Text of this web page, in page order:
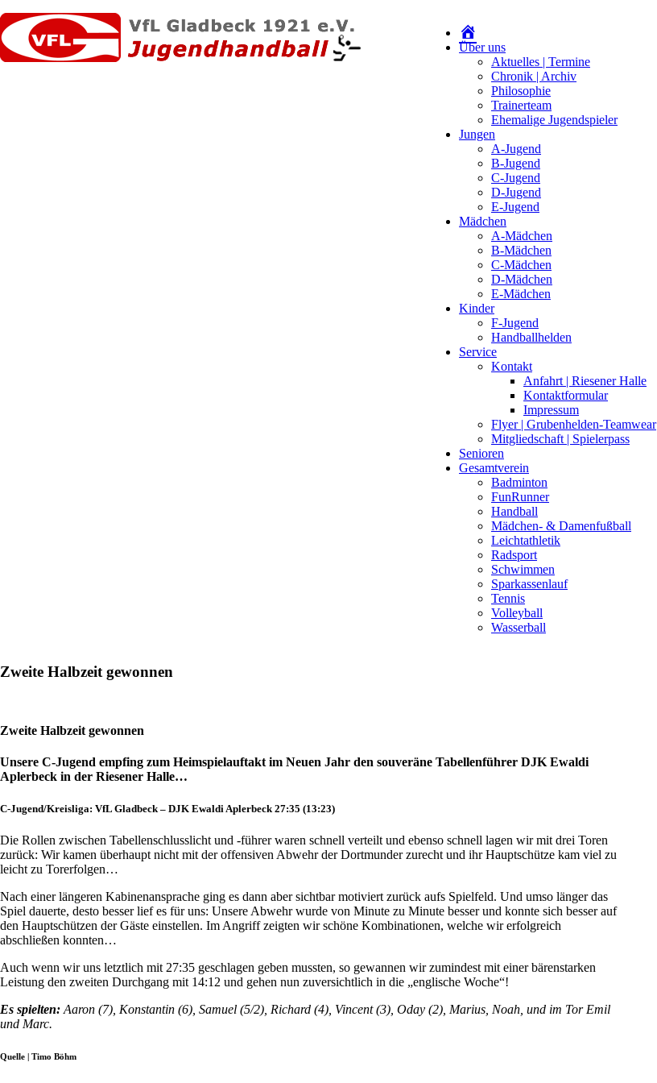
Über uns
Aktuelles | Termine
Chronik | Archiv
Philosophie
Trainerteam
Ehemalige Jugendspieler
Jungen
A-Jugend
B-Jugend
C-Jugend
D-Jugend
E-Jugend
Mädchen
A-Mädchen
B-Mädchen
C-Mädchen
D-Mädchen
E-Mädchen
Kinder
F-Jugend
Handballhelden
Service
Kontakt
Anfahrt | Riesener Halle
Kontaktformular
Impressum
Flyer | Grubenhelden-Teamwear
Mitgliedschaft | Spielerpass
Senioren
Gesamtverein
Badminton
FunRunner
Handball
Mädchen- & Damenfußball
Leichtathletik
Radsport
Schwimmen
Sparkassenlauf
Tennis
Volleyball
Wasserball
Zweite Halbzeit gewonnen
Zweite Halbzeit gewonnen
Unsere C-Jugend empfing zum Heimspielauftakt im Neuen Jahr den souveräne Tabellenführer DJK Ewaldi
Aplerbeck in der Riesener Halle…
C-Jugend/Kreisliga: VfL Gladbeck – DJK Ewaldi Aplerbeck 27:35 (13:23)
Die Rollen zwischen Tabellenschlusslicht und -führer waren schnell verteilt und ebenso schnell lagen wir mit drei Toren
zurück: Wir kamen überhaupt nicht mit der offensiven Abwehr der Dortmunder zurecht und ihr Hauptschütze kam viel zu
leicht zu Torerfolgen…
Nach einer längeren Kabinenansprache ging es dann aber sichtbar motiviert zurück aufs Spielfeld. Und umso länger das
Spiel dauerte, desto besser lief es für uns: Unsere Abwehr wurde von Minute zu Minute besser und konnte sich besser auf
den Hauptschützen der Gäste einstellen. Im Angriff zeigten wir schöne Kombinationen, welche wir erfolgreich
abschließen konnten…
Auch wenn wir uns letztlich mit 27:35 geschlagen geben mussten, so gewannen wir zumindest mit einer bärenstarken
Leistung den zweiten Durchgang mit 14:12 und gehen nun zuversichtlich in die „englische Woche“!
Es spielten: Aaron (7), Konstantin (6), Samuel (5/2), Richard (4), Vincent (3), Oday (2), Marius, Noah, und im Tor Emil
und Marc.
Quelle | Timo Böhm